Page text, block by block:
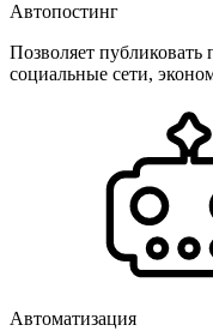
Автопостинг
Позволяет
социальные сети,
Автоматизация